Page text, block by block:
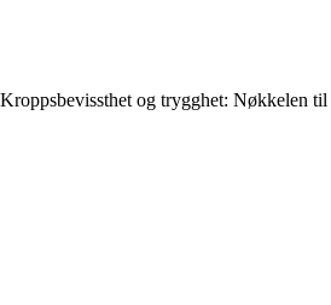
Kroppsbevissthet og trygghet: Nøkkelen til